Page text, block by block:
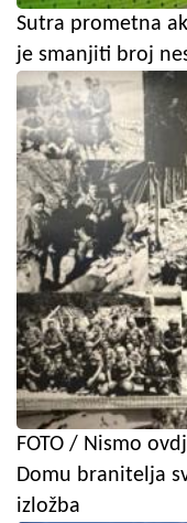
Sutra prometna
je smanjiti broj
FOTO / Nismo
Domu branitelja
izložba